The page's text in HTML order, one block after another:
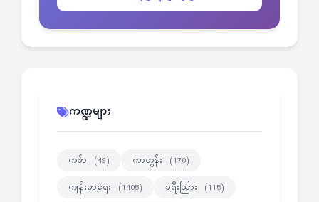
ကဏ္ဍများ
ကဗ်ာ (49) ကာတွန်း (170)
ကျန်းမာရေး (1405) ခရီးသြား (115)